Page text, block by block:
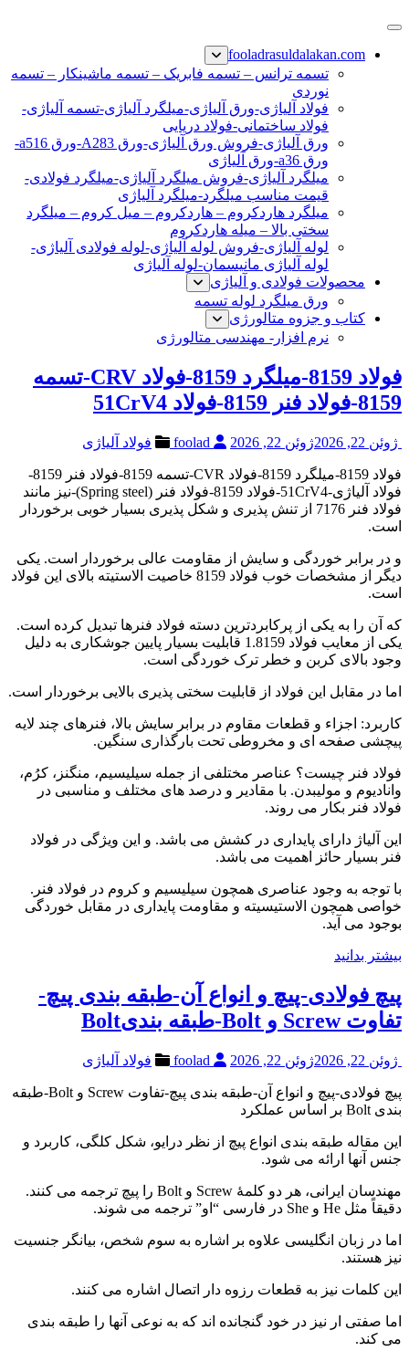
پرش
محتوا
نبشی فولادی-ناودانی فولادی-قیمت ورق-قیمت فولاد
fooladrasuldalakan.com
تسمه ترانس – تسمه فابریک – تسمه ماشینکار – تسمه
نوردی
فولاد آلیاژی-ورق آلیاژی-میلگرد آلیاژی-تسمه آلیاژی-
فولاد ساختمانی-فولاد دریایی
ورق آلیاژی-فروش ورق آلیاژی-ورق A283-ورق a516-
ورق a36-ورق آلیاژی
میلگرد آلیاژی-فروش میلگرد آلیاژی-میلگرد فولادی-
قیمت مناسب میلگرد-میلگرد آلیاژی
میلگرد هاردکروم – هاردکروم – میل کروم – میلگرد
سختی بالا – میله هاردکروم
لوله آلیاژی-فروش لوله آلیاژی-لوله فولادی آلیاژی-
لوله آلیاژی مانیسمان-لوله آلیاژی
محصولات فولادی و آلیاژی
ورق میلگرد لوله تسمه
کتاب و جزوه متالورژی
نرم افزار- مهندسی متالورژی
فولاد 8159-میلگرد 8159-فولاد CRV-تسمه
8159-فولاد فنر 8159-فولاد 51CrV4
ژوئن 22, 2026 ژوئن 22, 2026 فولاد آلیاژی
فولاد 8159-میلگرد 8159-فولاد CVR-تسمه 8159-فولاد فنر 8159-
فولاد آلیاژی-51CrV4-فولاد 8159-فولاد فنر (Spring steel)-نیز مانند
فولاد فنر 7176 از تنش پذیری و شکل پذیری بسیار خوبی برخوردار
است.
و در برابر خوردگی و سایش از مقاومت عالی برخوردار است. یکی
دیگر از مشخصات خوب فولاد 8159 خاصیت الاستیته بالای این فولاد
است.
که آن را به یکی از پرکابردترین دسته فولاد فنرها تبدیل کرده است.
یکی از معایب فولاد 1.8159 قابلیت بسیار پایین جوشکاری به دلیل
وجود بالای کربن و خطر ترک خوردگی است.
اما در مقابل این فولاد از قابلیت سختی پذیری بالایی برخوردار است.
کاربرد: اجزاء و قطعات مقاوم در برابر سایش بالا، فنرهای چند لایه
پیچشی صفحه ای و مخروطی تحت بارگذاری سنگین.
فولاد فنر چیست؟ عناصر مختلفی از جمله سیلیسیم، منگنز، کرُم،
وانادیوم و مولیبدن. با مقادیر و درصد های مختلف و مناسبی در
فولاد فنر بکار می روند.
این آلیاژ دارای پایداری در کشش می باشد. و این ویژگی در فولاد
فنر بسیار حائز اهمیت می باشد.
با توجه به وجود عناصری همچون سیلیسیم و کروم در فولاد فنر.
خواصی همچون الاستیسیته و مقاومت پایداری در مقابل خوردگی
بوجود می آید.
بیشتر بدانید
پیچ فولادی-پیچ و انواع آن-طبقه بندی پیچ-
تفاوت Screw و Bolt-طبقه بندیBolt
ژوئن 22, 2026 ژوئن 22, 2026 فولاد آلیاژی
پیچ فولادی-پیچ و انواع آن-طبقه بندی پیچ-تفاوت Screw و Bolt-طبقه
بندی Bolt بر اساس عملکرد
این مقاله طبقه بندی انواع پیچ از نظر درایو، شکل کلگی، کاربرد و
جنس آنها ارائه می شود.
مهندسان ایرانی، هر دو کلمۀ Screw و Bolt را پیچ ترجمه می کنند.
دقیقاً مثل He و She در فارسی “او” ترجمه می شوند.
اما در زبان انگلیسی علاوه بر اشاره به سوم شخص، بیانگر جنسیت
نیز هستند.
این کلمات نیز به قطعات رزوه دار اتصال اشاره می کنند.
اما صفتی ار نیز در خود گنجانده اند که به نوعی آنها را طبقه بندی
می کند.